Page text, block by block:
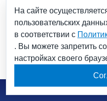
«АтомСлет-2024»
#Гонка героев
#Научный дивизион
На сайте
пользовательских
в соответствии с
. Вы можете запретить
настройках своего